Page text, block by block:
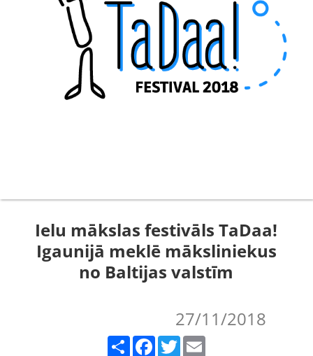
Ielu mākslas festivāls TaDaa!
Igaunijā meklē māksliniekus
no Baltijas valstīm
27/11/2018
Facebook Twitter